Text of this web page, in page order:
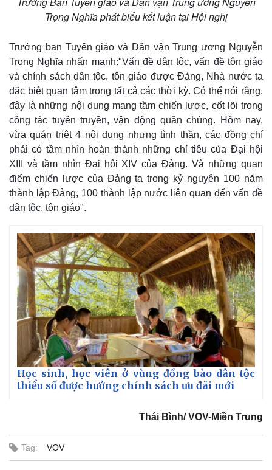
Pháp luật
Quân sự - Quốc phòng
Trọng Nghĩa phát biểu kết luận tại Hội nghị
Trưởng ban Tuyên giáo và Dân vận Trung ương Nguyễn
Trọng Nghĩa nhấn mạnh:"Vấn đề dân tộc, vấn đề tôn giáo
và chính sách dân tộc, tôn giáo được Đảng, Nhà nước ta
đặc biệt quan tâm trong tất cả các thời kỳ. Có thể nói rằng,
đây là những nội dung mang tầm chiến lược, cốt lõi trong
công tác tuyên truyền, vận động quần chúng. Hôm nay,
vừa quán triệt 4 nội dung nhưng tình thần, các đồng chí
phải có tầm nhìn hoàn thành những chỉ tiêu của Đại hội
XIII và tầm nhìn Đại hội XIV của Đảng. Và những quan
điểm chiến lược của Đảng ta trong kỷ nguyên 100 năm
thành lập Đảng, 100 thành lập nước liên quan đến vấn đề
dân tộc, tôn giáo".
Học sinh, học viên ở vùng đồng bào dân tộc
thiểu số được hưởng chính sách ưu đãi mới
Thái Bình/ VOV-Miền Trung
Tag: VOV